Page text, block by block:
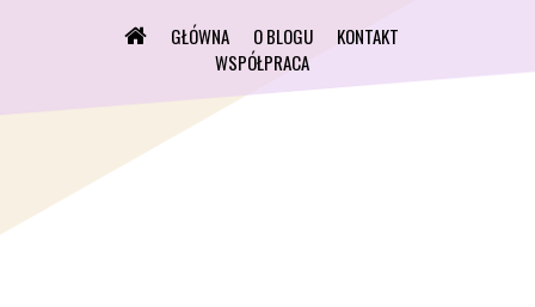
GŁÓWNA O BLOGU
KONTAKT
WSPÓŁPRACA